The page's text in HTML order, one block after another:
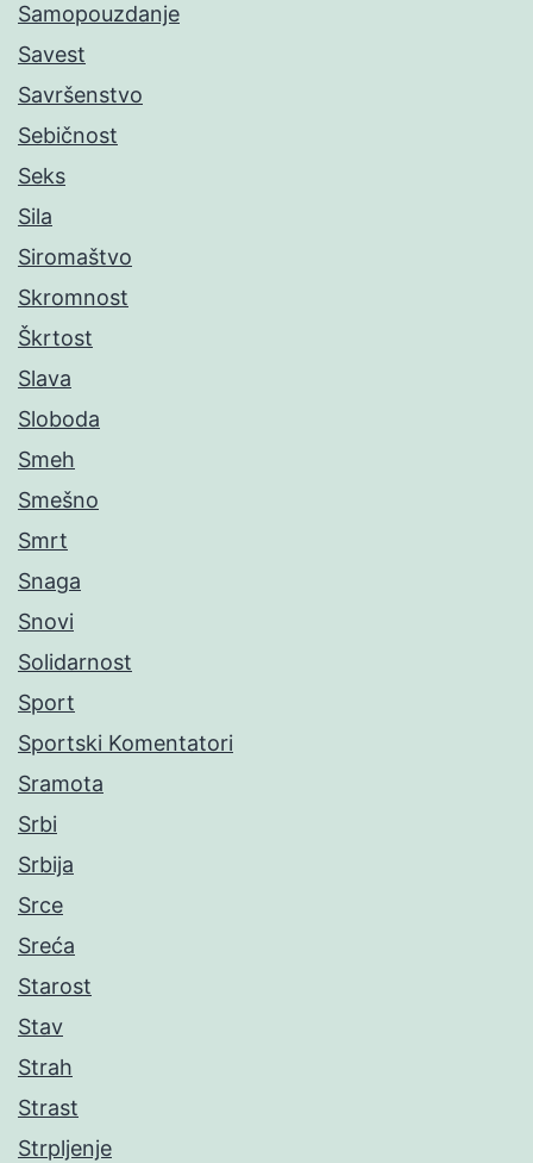
Samopouzdanje
Savest
Savršenstvo
Sebičnost
Seks
Sila
Siromaštvo
Skromnost
Škrtost
Slava
Sloboda
Smeh
Smešno
Smrt
Snaga
Snovi
Solidarnost
Sport
Sportski Komentatori
Sramota
Srbi
Srbija
Srce
Sreća
Starost
Stav
Strah
Strast
Strpljenje